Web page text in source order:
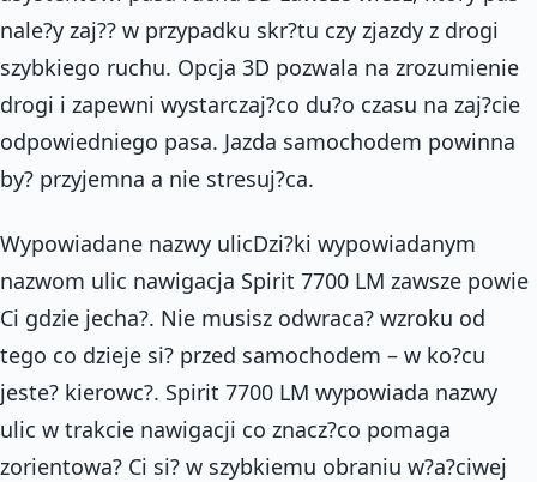
nale?y zaj?? w przypadku skr?tu czy zjazdy z drogi
szybkiego ruchu. Opcja 3D pozwala na zrozumienie
drogi i zapewni wystarczaj?co du?o czasu na zaj?cie
odpowiedniego pasa. Jazda samochodem powinna
by? przyjemna a nie stresuj?ca.
Wypowiadane nazwy ulicDzi?ki wypowiadanym
nazwom ulic nawigacja Spirit 7700 LM zawsze powie
Ci gdzie jecha?. Nie musisz odwraca? wzroku od
tego co dzieje si? przed samochodem – w ko?cu
jeste? kierowc?. Spirit 7700 LM wypowiada nazwy
ulic w trakcie nawigacji co znacz?co pomaga
zorientowa? Ci si? w szybkiemu obraniu w?a?ciwej